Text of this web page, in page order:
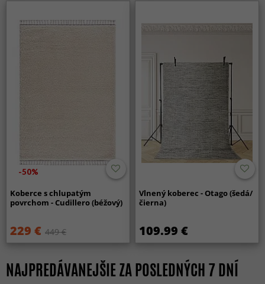
-50%
Koberce s chlupatým
povrchom - Cudillero (béžový)
229 € 449 €
Vlnený koberec - Otago (šedá/
čierna)
109.99 €
NAJPREDÁVANEJŠIE ZA POSLEDNÝCH 7 DNÍ